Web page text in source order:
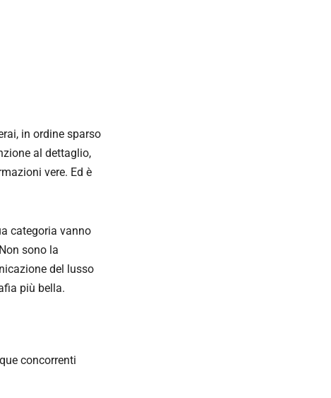
in ordine sparso
al dettaglio,
vere. Ed è
categoria vanno
sono la
del lusso
più bella.
concorrenti